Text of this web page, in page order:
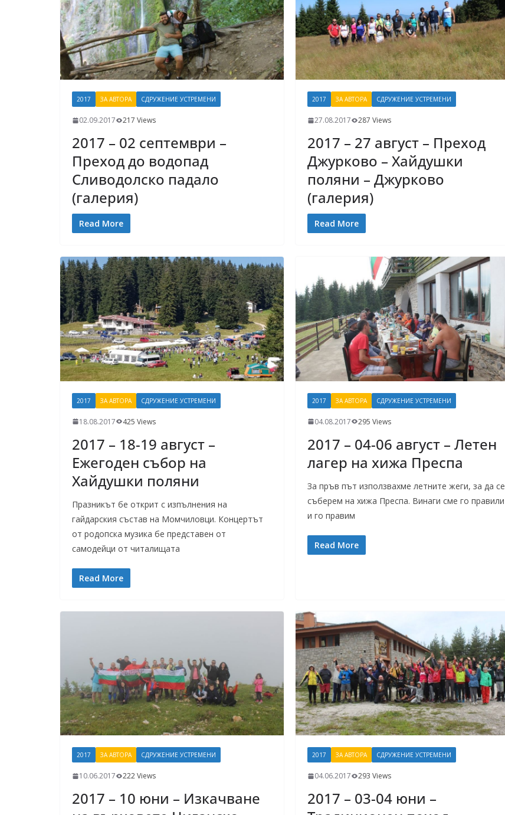
2017 ЗА АВТОРА СДРУЖЕНИЕ УСТРЕМЕНИ
02.09.2017 217 Views
2017 – 02 септември –
Преход до водопад
Сливодолско падало
(галерия)
Read More
2017 ЗА АВТОРА СДРУЖЕНИЕ УСТРЕМЕНИ
27.08.2017 287 Views
2017 – 27 август – Преход
Джурково – Хайдушки
поляни – Джурково
(галерия)
Read More
2017 ЗА АВТОРА СДРУЖЕНИЕ УСТРЕМЕНИ
18.08.2017 425 Views
2017 – 18-19 август –
Ежегоден събор на
Хайдушки поляни
Празникът бе открит с изпълнения на
гайдарския състав на Момчиловци. Концертът
от родопска музика бе представен от
самодейци от читалищата
Read More
2017 ЗА АВТОРА СДРУЖЕНИЕ УСТРЕМЕНИ
04.08.2017 295 Views
2017 – 04-06 август – Летен
лагер на хижа Преспа
За пръв път използвахме летните жеги, за да се
съберем на хижа Преспа. Винаги сме го правили
и го правим
Read More
2017 ЗА АВТОРА СДРУЖЕНИЕ УСТРЕМЕНИ
10.06.2017 222 Views
2017 – 10 юни – Изкачване
2017 ЗА АВТОРА СДРУЖЕНИЕ УСТРЕМЕНИ
04.06.2017 293 Views
2017 – 03-04 юни –